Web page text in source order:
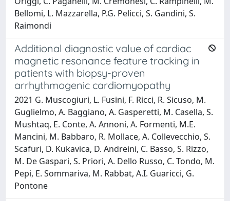
Bellomi, L. Mazzarella, P.G. Pelicci, S. Gandini, S.
Raimondi
Additional diagnostic value of cardiac
magnetic resonance feature tracking in
patients with biopsy-proven
arrhythmogenic cardiomyopathy
2021 G. Muscogiuri, L. Fusini, F. Ricci, R. Sicuso, M.
Guglielmo, A. Baggiano, A. Gasperetti, M. Casella, S.
Mushtaq, E. Conte, A. Annoni, A. Formenti, M.E.
Mancini, M. Babbaro, R. Mollace, A. Collevecchio, S.
Scafuri, D. Kukavica, D. Andreini, C. Basso, S. Rizzo,
M. De Gaspari, S. Priori, A. Dello Russo, C. Tondo, M.
Pepi, E. Sommariva, M. Rabbat, A.I. Guaricci, G.
Pontone